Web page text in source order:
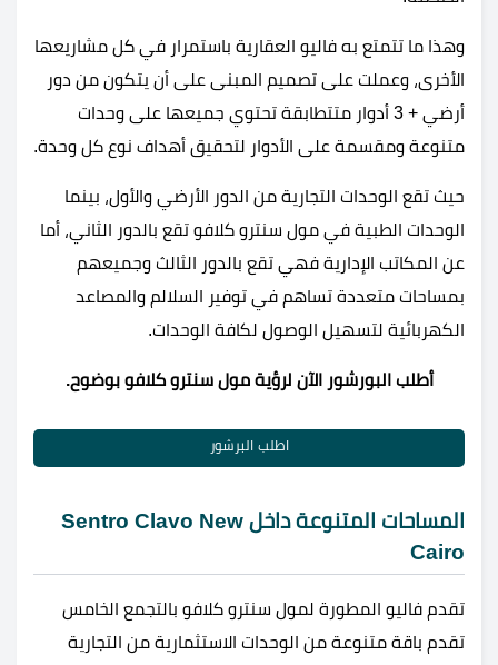
وهذا ما تتمتع به فاليو العقارية باستمرار في كل مشاريعها
الأخرى، وعملت على تصميم المبنى على أن يتكون من دور
أرضي + 3 أدوار متتطابقة تحتوي جميعها على وحدات
متنوعة ومقسمة على الأدوار لتحقيق أهداف نوع كل وحدة.
حيث تقع الوحدات التجارية من الدور الأرضي والأول، بينما
الوحدات الطبية في مول سنترو كلافو تقع بالدور الثاني، أما
عن المكاتب الإدارية فهي تقع بالدور الثالث وجميعهم
بمساحات متعددة تساهم في توفير السلالم والمصاعد
الكهربائية لتسهيل الوصول لكافة الوحدات.
أطلب البورشور الآن لرؤية مول سنترو كلافو بوضوح.
اطلب البرشور
المساحات المتنوعة داخل Sentro Clavo New
Cairo
تقدم فاليو المطورة لمول سنترو كلافو بالتجمع الخامس
تقدم باقة متنوعة من الوحدات الاستثمارية من التجارية